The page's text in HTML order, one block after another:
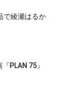
で綾瀬はるか
PLAN 75』